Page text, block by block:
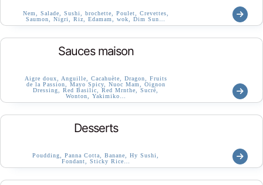
Nem, Salade, Sushi, brochette, Poulet, Crevettes,
Saumon, Nigri, Riz, Edamam, wok, Dim Sun…
Sauces maison
Aigre doux, Anguille, Cacahuète, Dragon, Fruits
de la Passion, Mayo Spicy, Nuoc Mam, Oignon
Dressing, Red Basilic, Red Mrnthe, Sucré,
Wonton, Yakimiko…
Desserts
Poudding, Panna Cotta, Banane, Hy Sushi,
Fondant, Sticky Rice…